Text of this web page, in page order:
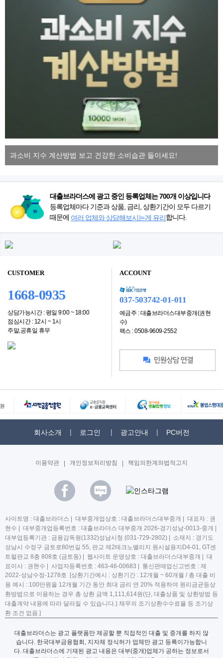
과소비 지수 계산방법 보고 건강한 소비습관 들이세요!
대출브라더스에 광고 중인 등록업체는 700개 이상입니다
등록업체마다 기준과 상품, 금리, 상환기간이 모두 다르기
때문에 여러 업체와 상담해보시는게 유리합니다.
CUSTOMER
1668-0935
상담가능시간 : 평일 9:00 ~ 18:00
점심시간 : 12시 ~ 1시
주말,공휴일 휴무
ACCOUNT
037-503742-01-011
예금주 : 대출브라더스대부중개(권현
수)
팩스 : 0508-9609-2552
회사소개 로그인 광고안내 PC버전
이용약관 | 개인정보처리방침 | 책임의한계와법적고지
사이트명 : 대출브라더스 | 대부중개업상호 : 대출브라더스대부중개 | 대표자 : 권
현수 | 대부중개업등록번호 : 대출브라더스 대부중개 2026-경기성남-0013-중개 |
대부업등록기관 : 금융감독원(1332)성남시청 (031-729-2802) | 소재지 : 경기도
성남시 수정구 금토로80번길 55, 판교 제2테크노밸리지 원시설용지D4-01, GT센
트럴판교 8층 808호 (금토동) | 웹사이트 운영상호 : 대출브라더스대부중개 | 대
표이사 : 권현수 | 사업자등록번호 : 463-46-00683 | 통신판매업신고번호 : 제
2022-성남수정-1278호 [상환기간예시 : 상환기간 : 12개월 ~ 60개월 / 총 대출 비
용 예시 : 100만원을 12개월 기간 동안 최대 금리 연 20% 적용하여 원리금균등상
환방법으로 이용하는 경우 총 상환 금액 1,111,614원(단, 대출상품 및 상환방법 등
대출계약 내용에 따라 달라질 수 있습니다.) 채무의 조기상환수수료율 등 조기상
환 조건 없음.]
대출브라더스는 광고 플랫폼만 제공할 뿐 직접적인 대출 및 중개를 하지 않
습니다. 한국대부금융협회, 지자체 정식허가 업체만 광고 등록이가능합니
다. 대출브라더스에 기재된 광고 내용은 대부(중개)업체가 공하는 정보로서